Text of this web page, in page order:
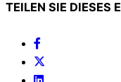
TEILEN SIE DIESES